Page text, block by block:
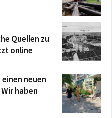
Quellen zu
online
neuen
haben